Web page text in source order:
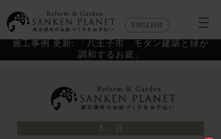
施工事例 更新: 「八王子市 モダン建築と緑が
調和するお庭」